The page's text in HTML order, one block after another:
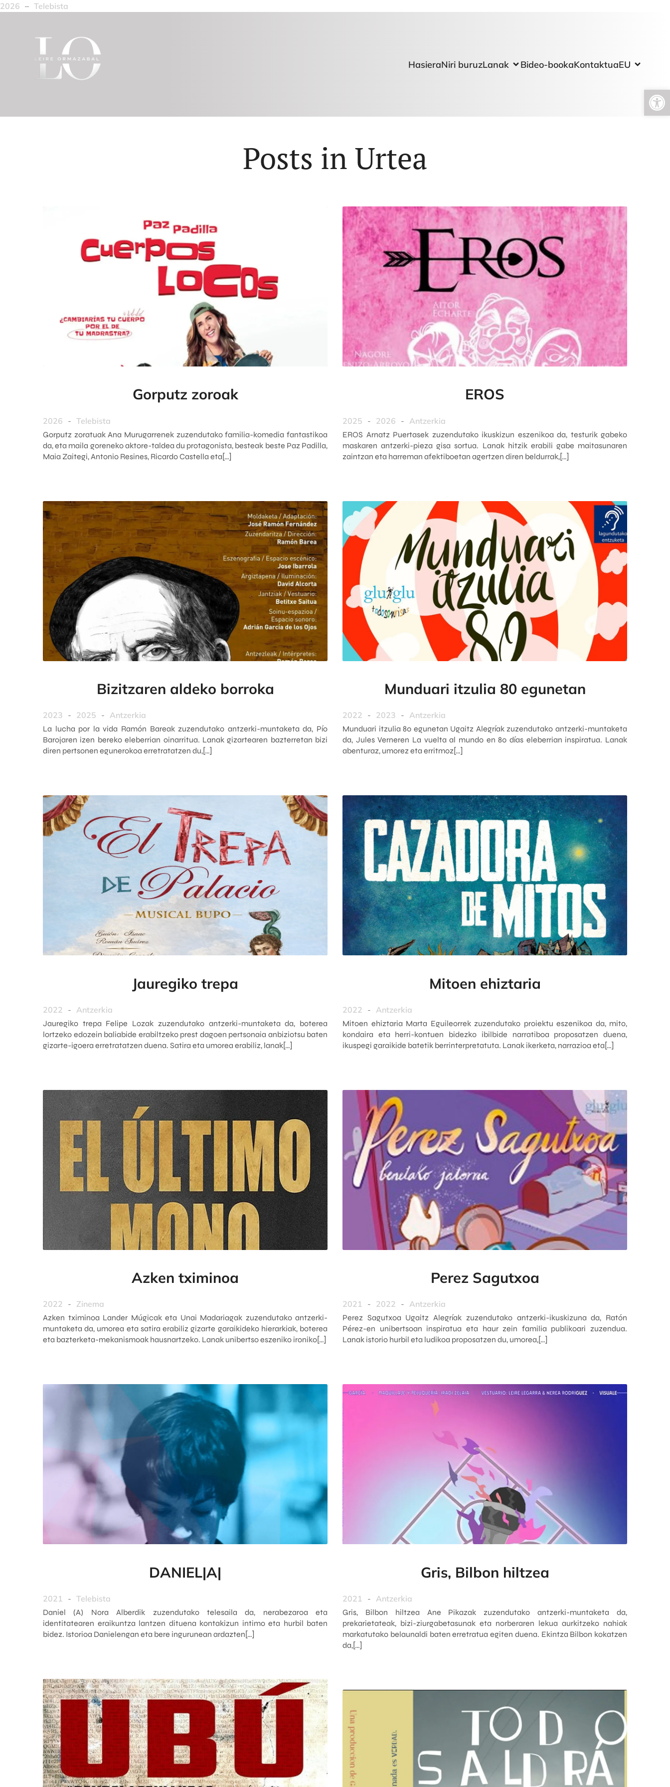
Open toolbar
2026 – Telebista
HasieraNiri buruzLanak Bideo-bookaKontaktuaEU
Posts in Urtea
Gorputz zoroak
2026 - Telebista
Gorputz zoratuak Ana Murugarrenek zuzendutako familia-komedia fantastikoa
da, eta maila goreneko aktore-taldea du protagonista, besteak beste Paz Padilla,
Maia Zaitegi, Antonio Resines, Ricardo Castella eta[…]
EROS
2025 - 2026 - Antzerkia
EROS Arnatz Puertasek zuzendutako ikuskizun eszenikoa da, testurik gabeko
maskaren antzerki-pieza gisa sortua. Lanak hitzik erabili gabe maitasunaren
zaintzan eta harreman afektiboetan agertzen diren beldurrak,[…]
Bizitzaren aldeko borroka
2023 - 2025 - Antzerkia
La lucha por la vida Ramón Bareak zuzendutako antzerki-muntaketa da, Pío
Barojaren izen bereko eleberrian oinarritua. Lanak gizartearen bazterretan bizi
diren pertsonen egunerokoa erretratatzen du,[…]
Munduari itzulia 80 egunetan
2022 - 2023 - Antzerkia
Munduari itzulia 80 egunetan Ugaitz Alegríak zuzendutako antzerki-muntaketa
da, Jules Verneren La vuelta al mundo en 80 días eleberrian inspiratua. Lanak
abenturaz, umorez eta erritmoz[…]
Jauregiko trepa
2022 - Antzerkia
Jauregiko trepa Felipe Lozak zuzendutako antzerki-muntaketa da, boterea
lortzeko edozein baliabide erabiltzeko prest dagoen pertsonaia anbiziotsu baten
gizarte-igoera erretratatzen duena. Satira eta umorea erabiliz, lanak[…]
Mitoen ehiztaria
2022 - Antzerkia
Mitoen ehiztaria Marta Eguileorrek zuzendutako proiektu eszenikoa da, mito,
kondaira eta herri-kontuen bidezko ibilbide narratiboa proposatzen duena,
ikuspegi garaikide batetik berrinterpretatuta. Lanak ikerketa, narrazioa eta[…]
Azken tximinoa
2022 - Zinema
Azken tximinoa Lander Múgicak eta Unai Madariagak zuzendutako antzerki-
muntaketa da, umorea eta satira erabiliz gizarte garaikideko hierarkiak, boterea
eta bazterketa-mekanismoak hausnartzeko. Lanak unibertso eszeniko ironiko[…]
Perez Sagutxoa
2021 - 2022 - Antzerkia
Perez Sagutxoa Ugaitz Alegríak zuzendutako antzerki-ikuskizuna da, Ratón
Pérez-en unibertsoan inspiratua eta haur zein familia publikoari zuzendua.
Lanak istorio hurbil eta ludikoa proposatzen du, umorea,[…]
DANIEL|A|
2021 - Telebista
Daniel (A) Nora Alberdik zuzendutako telesaila da, nerabezaroa eta
identitatearen eraikuntza lantzen dituena kontakizun intimo eta hurbil baten
bidez. Istorioa Danielengan eta bere ingurunean ardazten[…]
Gris, Bilbon hiltzea
2021 - Antzerkia
Gris, Bilbon hiltzea Ane Pikazak zuzendutako antzerki-muntaketa da,
prekarietateak, bizi-ziurgabetasunak eta norberaren lekua aurkitzeko nahiak
markatutako belaunaldi baten erretratua egiten duena. Ekintza Bilbon kokatzen
da,[…]